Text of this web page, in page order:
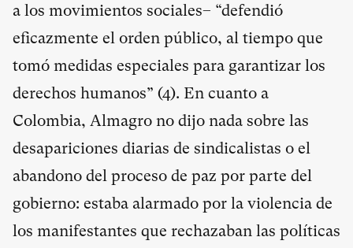
a los movimientos sociales– “defendió
eficazmente el orden público, al tiempo que
tomó medidas especiales para garantizar los
derechos humanos” (4). En cuanto a
Colombia, Almagro no dijo nada sobre las
desapariciones diarias de sindicalistas o el
abandono del proceso de paz por parte del
gobierno: estaba alarmado por la violencia de
los manifestantes que rechazaban las políticas